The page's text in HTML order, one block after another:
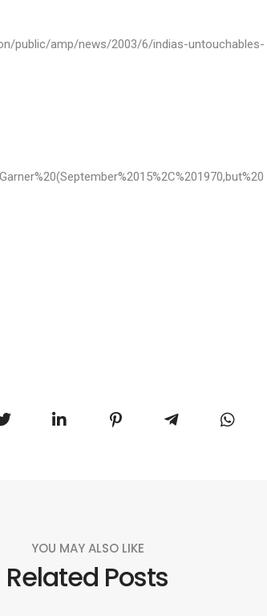
public/amp/news/2003/6/indias-untouchables-
YOU MAY ALSO LIKE
Related Posts